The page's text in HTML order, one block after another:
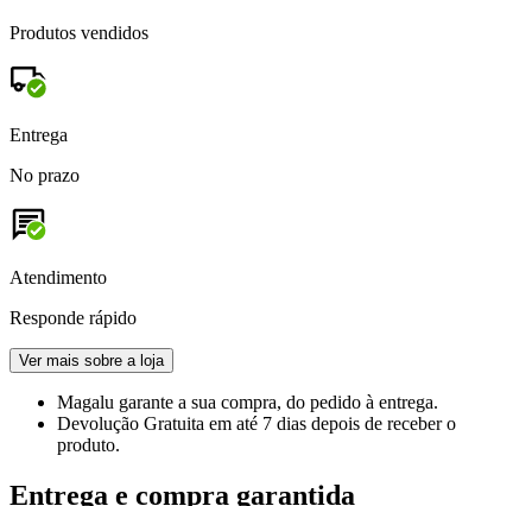
Produtos vendidos
Entrega
No prazo
Atendimento
Responde rápido
Ver mais sobre a loja
Magalu garante a sua compra, do pedido à entrega.
Devolução Gratuita em até 7 dias depois de receber o
produto.
Entrega e compra garantida